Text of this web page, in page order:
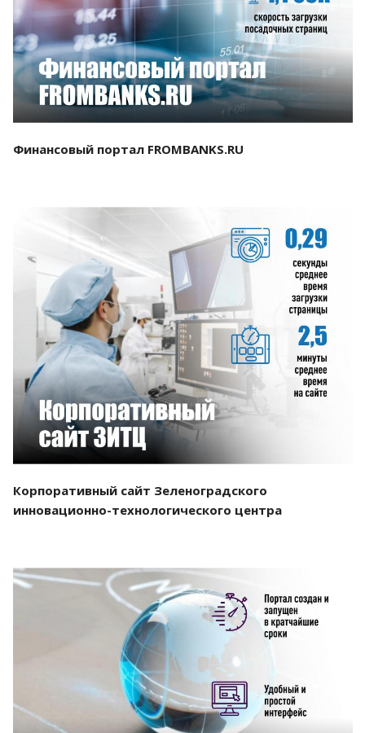
Смотреть проект
Финансовый портал FROMBANKS.RU
Смотреть проект
Корпоративный сайт Зеленоградского
инновационно-технологического центра
Смотреть проект